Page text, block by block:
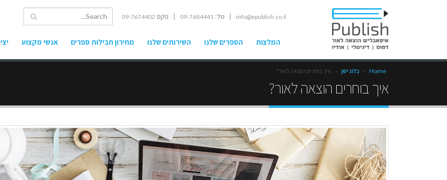
info@epublish.co.il | טל: 09-7684441 | פקס 09-7674402
המלצות הספרים שלנו השירותים שלנו מחירון חבילות ספרים אנשי מקצוע
Home
» בלוג ישן » איך בוחרים הוצאה לאור?
איך בוחרים הוצאה לאור?